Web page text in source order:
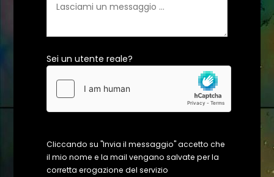
Sei un utente reale?
Cliccando su "Invia il messaggio" accetto che
il mio nome e la mail vengano salvate per la
corretta erogazione del servizio